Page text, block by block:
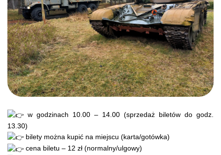
w godzinach 10.00 – 14.00 (sprzedaż biletów do godz.
13.30)
bilety można kupić na miejscu (karta/gotówka)
cena biletu – 12 zł (normalny/ulgowy)